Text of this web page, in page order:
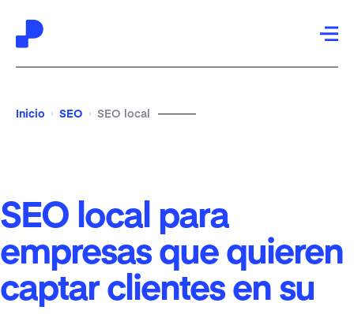
Inicio › SEO › SEO local
SEO local para
empresas que quieren
captar clientes en su